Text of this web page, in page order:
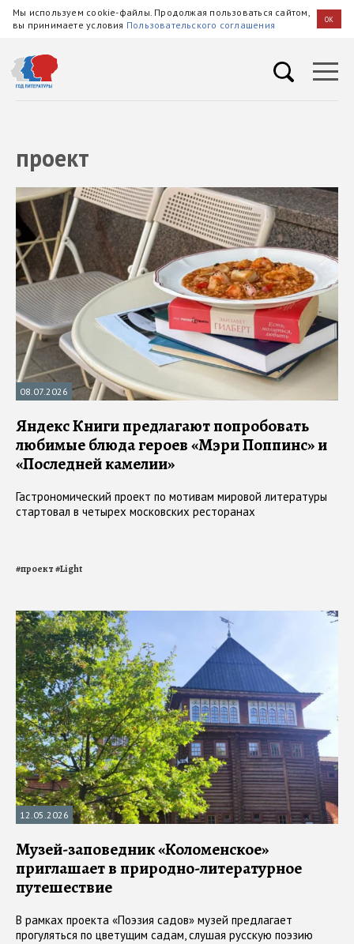
Мы используем cookie-файлы. Продолжая пользоваться сайтом,
вы принимаете условия Пользовательского соглашения OK
проект
08.07.2026
Яндекс Книги предлагают попробовать
любимые блюда героев «Мэри Поппинс» и
«Последней камелии»
Гастрономический проект по мотивам мировой литературы
стартовал в четырех московских ресторанах
#проект#Light
12.05.2026
Музей-заповедник «Коломенское»
приглашает в природно-литературное
путешествие
В рамках проекта «Поэзия садов» музей предлагает
прогуляться по цветущим садам, слушая русскую поэзию